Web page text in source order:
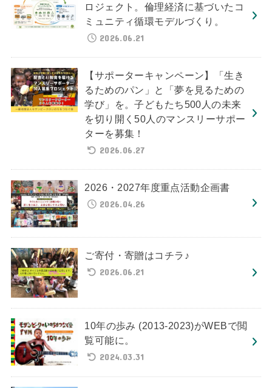
ロジェクト。倫理経済に基づいたコ
ミュニティ循環モデルづくり。
2026.06.21
【サポーターキャンペーン】「生き
るためのパン」と「夢を見るための
学び」を。子どもたち500人の未来
を切り開く50人のマンスリーサポー
ターを募集！
2026.06.27
2026・2027年度重点活動企画書
2026.04.26
ご寄付・寄贈はコチラ♪
2026.06.21
10年の歩み (2013-2023)がWEBで閲
覧可能に。
2024.03.31